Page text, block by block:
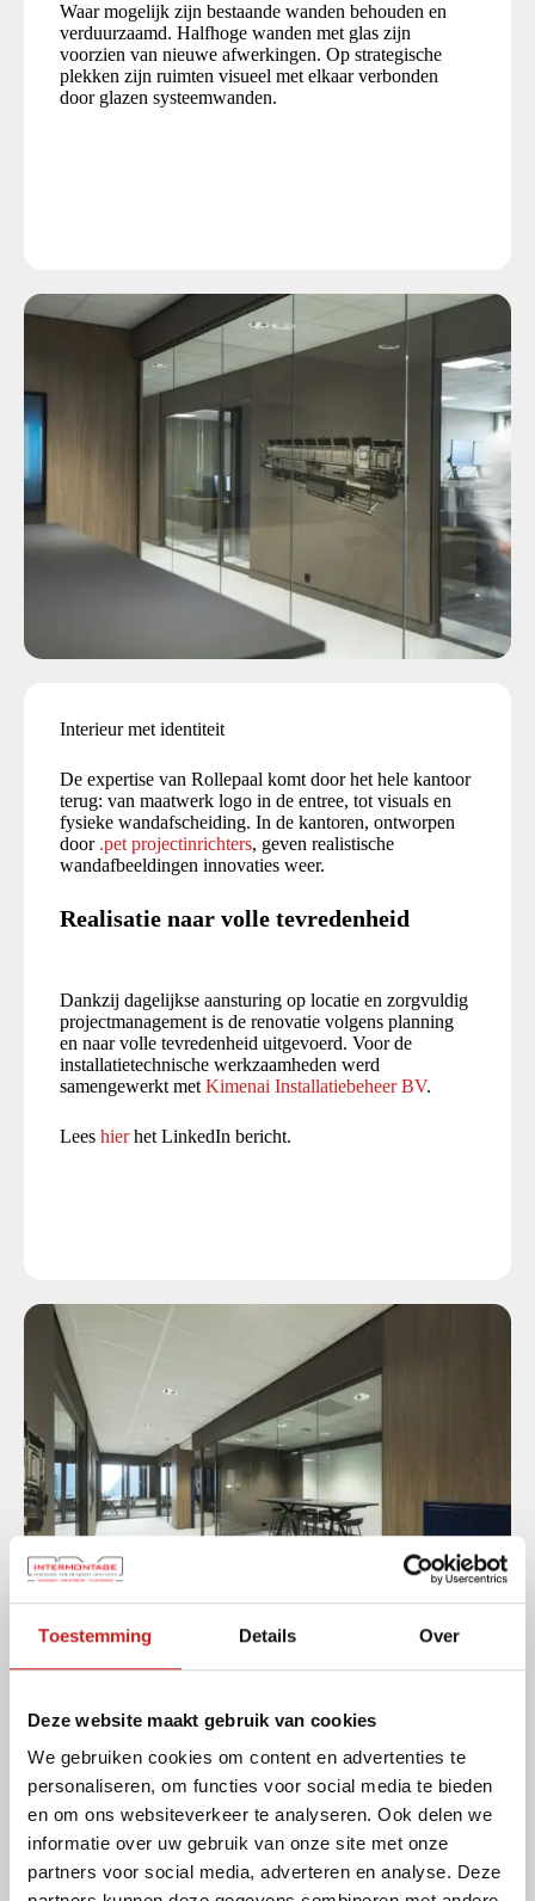
Toestemming Details Over
Deze website maakt gebruik van cookies
We gebruiken cookies om content en advertenties te
personaliseren, om functies voor social media te bieden
en om ons websiteverkeer te analyseren. Ook delen we
informatie over uw gebruik van onze site met onze
partners voor social media, adverteren en analyse. Deze
Waar mogelijk zijn bestaande wanden behouden en
verduurzaamd. Halfhoge wanden met glas zijn
voorzien van nieuwe afwerkingen. Op strategische
plekken zijn ruimten visueel met elkaar verbonden
door glazen systeemwanden.
Interieur met identiteit
De expertise van Rollepaal komt door het hele kantoor
terug: van maatwerk logo in de entree, tot visuals en
fysieke wandafscheiding. In de kantoren, ontworpen
door .pet projectinrichters, geven realistische
wandafbeeldingen innovaties weer.
Realisatie naar volle tevredenheid
Dankzij dagelijkse aansturing op locatie en zorgvuldig
projectmanagement is de renovatie volgens planning
en naar volle tevredenheid uitgevoerd. Voor de
installatietechnische werkzaamheden werd
samengewerkt met Kimenai Installatiebeheer BV.
Lees hierhet LinkedIn bericht.
Deel dit project